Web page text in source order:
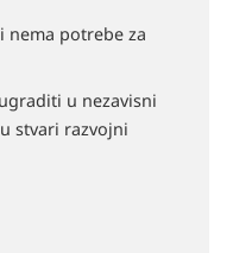
nema potrebe za
u nezavisni
stvari razvojni